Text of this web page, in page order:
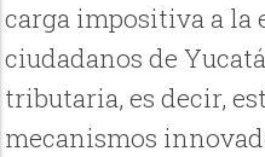
carga impositiva a la
ciudadanos de
tributaria, es decir,
mecanismos